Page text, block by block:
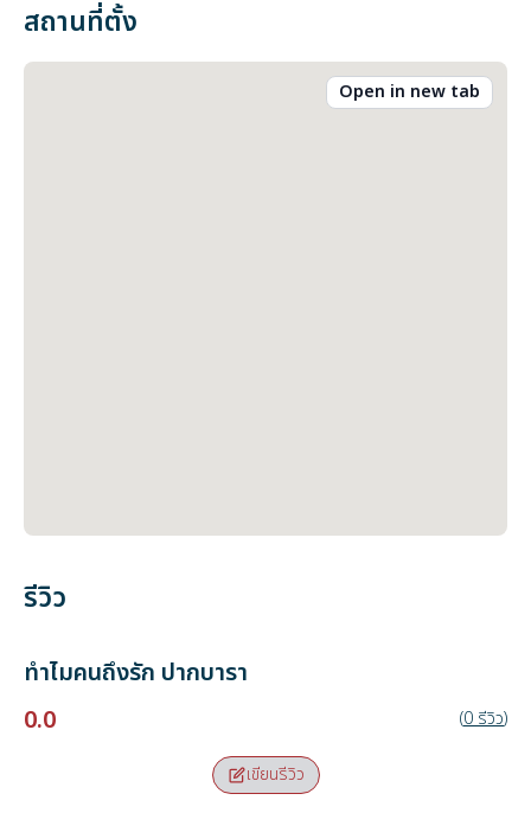
สถานที่ตั้ง
Open in new tab
รีวิว
ทำไมคนถึงรัก ปากบารา
0.0
(0 รีวิว)
เขียนรีวิว